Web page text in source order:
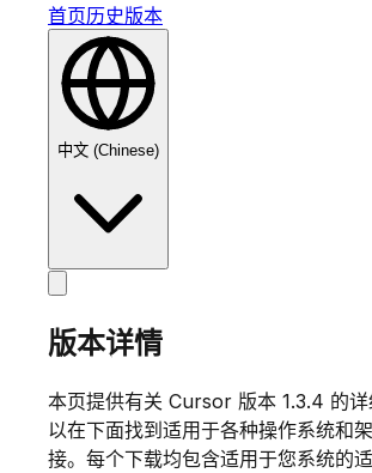
首页历史版本
中文 (Chinese)
版本详情
本页提供有关 Cursor 版本 1.3.4 的
以在下面找到适用于各种操作系统和
接。每个下载均包含适用于您系统的